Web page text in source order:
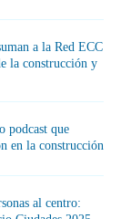
a la Red ECC
la construcción y
podcast que
en la construcción
al centro: